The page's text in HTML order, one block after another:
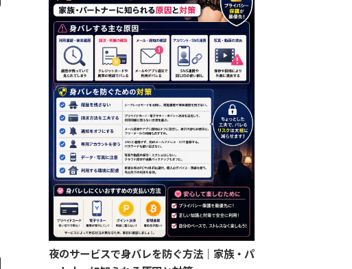
夜のサービスで身バレを防ぐ方法｜家族・パ